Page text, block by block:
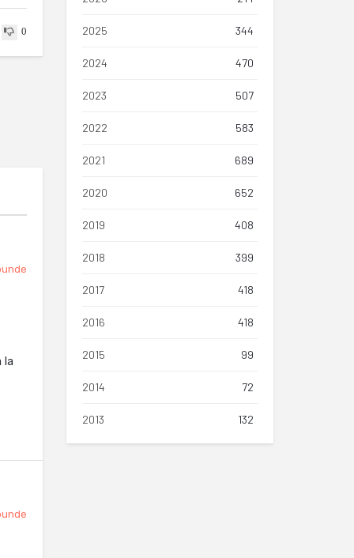
0
la
2025 344
2024 470
2023 507
2022 583
2021 689
2020 652
2019 408
2018 399
2017 418
2016 418
2015 99
2014 72
2013 132